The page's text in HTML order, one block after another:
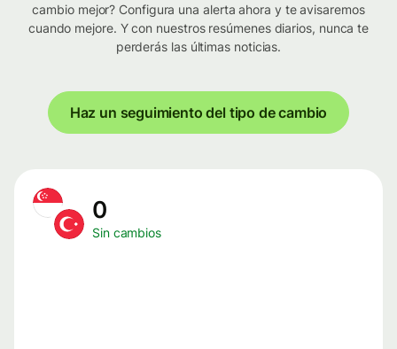
cambio mejor? Configura una alerta ahora y te avisaremos
cuando mejore. Y con nuestros resúmenes diarios, nunca te
perderás las últimas noticias.
Haz un seguimiento del tipo de cambio
0
Sin cambios